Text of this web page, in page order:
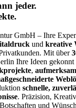
jeder.
GmbH – Ihre
und kreative
Mit über
Ihre Ideen gekonnt
,
schnelle,
. Präzision,
und